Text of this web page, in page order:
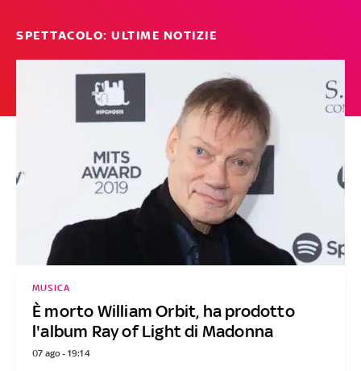
SPETTACOLO: ULTIME NOTIZIE
È morto William Orbit, ha prodotto
l'album Ray of Light di Madonna
MUSICA
07 ago - 19:14